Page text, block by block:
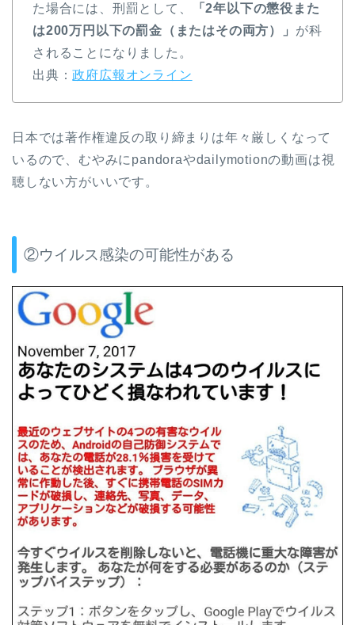
た場合には、刑罰として、
「2年以下の懲役また
は200万円以下の罰金（またはその両方）」 が科
されることになりました。
出典：政府広報オンライン
日本では著作権違反の取り締まりは年々厳しくなって
いるので、むやみにpandoraやdailymotionの動画は視
聴しない方がいいです。
②ウイルス感染の可能性がある